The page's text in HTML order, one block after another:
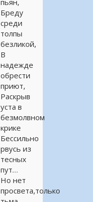
пьян,
Бреду
среди
толпы
безликой,
В
надежде
обрести
приют,
Раскрыв
уста в
безмолвном
крике
Бессильно
рвусь из
тесных
пут…
Но нет
просвета,только